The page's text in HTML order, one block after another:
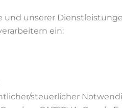
und unserer
ein:
steuerlicher